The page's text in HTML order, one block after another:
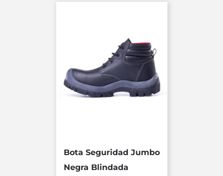
Bota Seguridad Jumbo
Negra Blindada